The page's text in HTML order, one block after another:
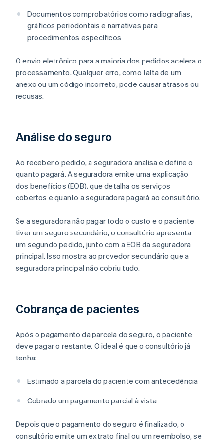
Documentos comprobatórios como radiografias,
gráficos periodontais e narrativas para
procedimentos específicos
O envio eletrônico para a maioria dos pedidos acelera o
processamento. Qualquer erro, como falta de um
anexo ou um código incorreto, pode causar atrasos ou
recusas.
Análise do seguro
Ao receber o pedido, a seguradora analisa e define o
quanto pagará. A seguradora emite uma explicação
dos benefícios (EOB), que detalha os serviços
cobertos e quanto a seguradora pagará ao consultório.
Se a seguradora não pagar todo o custo e o paciente
tiver um seguro secundário, o consultório apresenta
um segundo pedido, junto com a EOB da seguradora
principal. Isso mostra ao provedor secundário que a
seguradora principal não cobriu tudo.
Cobrança de pacientes
Após o pagamento da parcela do seguro, o paciente
deve pagar o restante. O ideal é que o consultório já
tenha:
Estimado a parcela do paciente com antecedência
Cobrado um pagamento parcial à vista
Depois que o pagamento do seguro é finalizado, o
consultório emite um extrato final ou um reembolso, se